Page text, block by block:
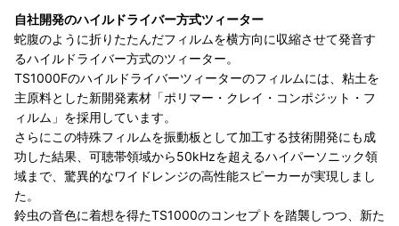
自社開発のハイルドライバー方式ツィーター
蛇腹のように折りたたんだフィルムを横方向に収縮させて発音す
るハイルドライバー方式のツィーター。
TS1000Fのハイルドライバーツィーターのフィルムには、粘土を
主原料とした新開発素材「ポリマー・クレイ・コンポジット・フ
ィルム」を採用しています。
さらにこの特殊フィルムを振動板として加工する技術開発にも成
功した結果、可聴帯領域から50kHzを超えるハイパーソニック領
域まで、驚異的なワイドレンジの高性能スピーカーが実現しまし
た。
鈴虫の音色に着想を得たTS1000のコンセプトを踏襲しつつ、新た